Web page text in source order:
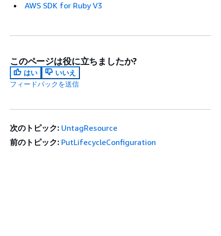
AWS SDK for Ruby V3
このページは役に立ちましたか?
はい
いいえ
フィードバックを送信
次のトピック: UntagResource
前のトピック: PutLifecycleConfiguration